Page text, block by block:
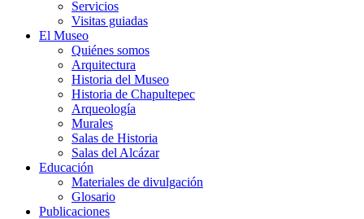
Servicios
Visitas guiadas
El Museo
Quiénes somos
Arquitectura
Historia del Museo
Historia de Chapultepec
Arqueología
Murales
Salas de Historia
Salas del Alcázar
Educación
Materiales de divulgación
Glosario
Publicaciones